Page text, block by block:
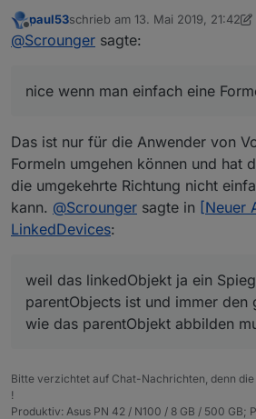
wobei zwei Eigabefelder
und daraus eine Division
parentmachen kann und
"read only" Datenpunkte
deshalb geht ja z.B. das:
Umrechnung eingefügt.
eine Hue-Lampe "bri" mit
(=parentObject) in ein
Eingabe 0-100%
Bitte aktuellen branch
@ paul53 sagte in[Neuer
Man sollte sich auf eine
beschränken, die immer
kann:
wobei zwei Eigabefelder
Eines für a und eines für
kann man auch ein
Würde dann aber die
eine Formel eingeben kann.
nachdenken wie man das
implementieren kann.
suchen.
Wie kann ich denn im
z.B. diese library setzen -
automatisch mit installiert
Offline
paul53schrieb am 13. Mai 2019, 21:42
zuletzt editiert von paul53
@Scrounger sagte:
nice wenn man einfach eine
Das ist nur für die Anwender von
Formeln umgehen können und hat
die umgekehrte Richtung nicht
kann. @Scrounger sagte in [Neuer
LinkedDevices:
weil das linkedObjekt ja ein
parentObjects ist und immer den
wie das parentObjekt abbilden
Bitte verzichtet auf Chat-Nachrichten, denn
!
Produktiv: Asus PN 42 / N100 / 8 GB / 500 GB;